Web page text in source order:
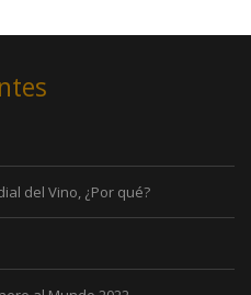
del Vino, ¿Por qué?